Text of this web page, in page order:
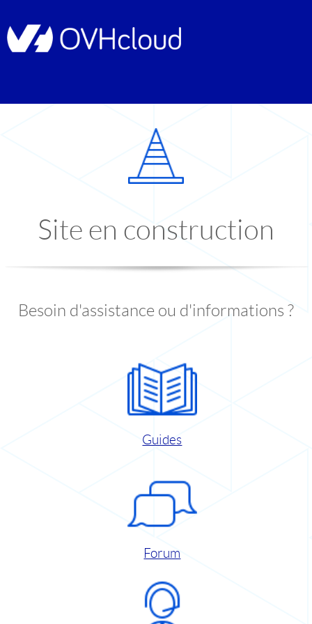
Site en construction
Besoin d'assistance ou d'informations ?
Guides
Forum